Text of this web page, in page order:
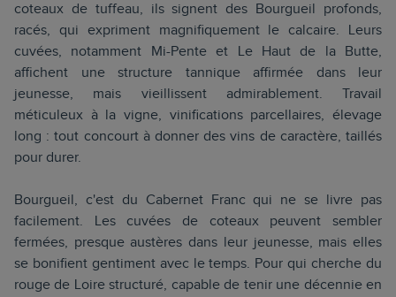
coteaux de tuffeau, ils signent des Bourgueil profonds,
racés, qui expriment magnifiquement le calcaire. Leurs
cuvées, notamment Mi-Pente et Le Haut de la Butte,
affichent une structure tannique affirmée dans leur
jeunesse, mais vieillissent admirablement. Travail
méticuleux à la vigne, vinifications parcellaires, élevage
long : tout concourt à donner des vins de caractère, taillés
pour durer.
Bourgueil, c'est du Cabernet Franc qui ne se livre pas
facilement. Les cuvées de coteaux peuvent sembler
fermées, presque austères dans leur jeunesse, mais elles
se bonifient gentiment avec le temps. Pour qui cherche du
rouge de Loire structuré, capable de tenir une décennie en